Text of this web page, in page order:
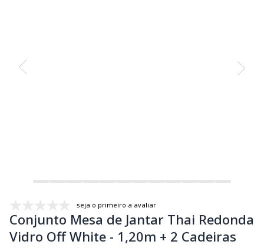
seja o primeiro a avaliar
Conjunto Mesa de Jantar Thai Redonda
Vidro Off White - 1,20m + 2 Cadeiras